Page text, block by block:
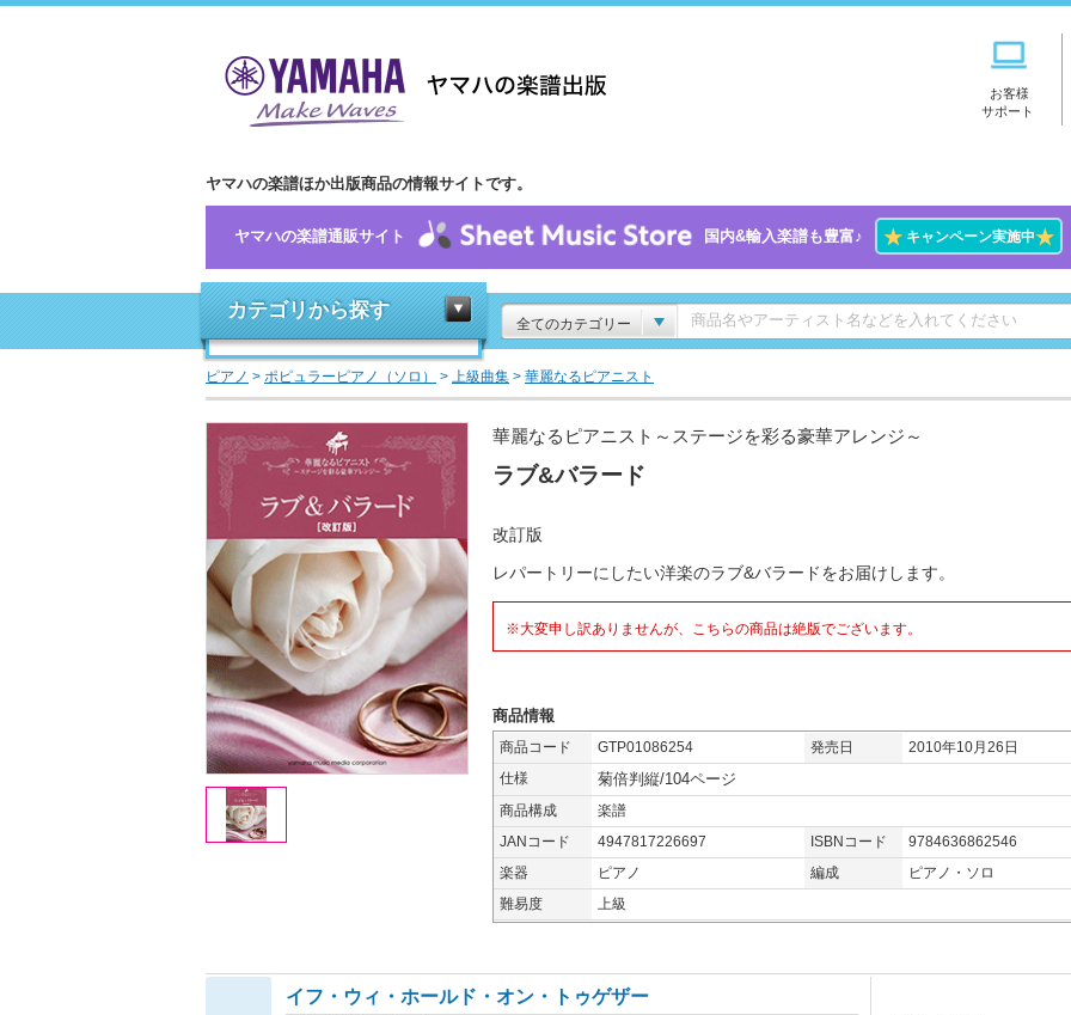
お客様
サポート
ヤマハの楽譜ほか出版商品の情報サイトです。
ヤマハの楽譜通販サイト 国内&輸入楽譜も豊富♪ ★キャンペーン実施中★
カテゴリから探す
全てのカテゴリー
ピアノ > ポピュラーピアノ（ソロ） > 上級曲集 > 華麗なるピアニスト
華麗なるピアニスト～ステージを彩る豪華アレンジ～
ラブ&バラード
改訂版
レパートリーにしたい洋楽のラブ&バラードをお届けします。
※大変申し訳ありませんが、こちらの商品は絶版でございます。
商品情報
商品コード GTP01086254 発売日
2010年10月26日
仕様
菊倍判縦/104ページ
商品構成
楽譜
JANコード
4947817226697 ISBNコード
9784636862546
楽器
ピアノ 編成
ピアノ・ソロ
難易度
上級
イフ・ウィ・ホールド・オン・トゥゲザー